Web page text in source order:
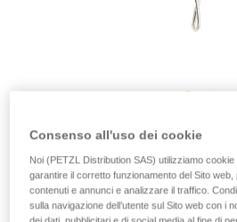
Leva filo
Leva filo di ricambio per porta
CARITOOL EVO
Consenso all'uso dei cookie
Noi (PETZL Distribution SAS) utilizziamo
garantire il corretto funzionamento del Sito
contenuti e annunci e analizzare il traffico.
sulla navigazione dell’utente sul Sito web con i